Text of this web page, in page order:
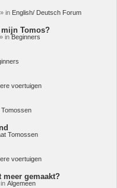
in English/ Deutsch Forum
Tomos?
inBeginners
voertuigen
Tomossen
voertuigen
gemaakt?
Algemeen